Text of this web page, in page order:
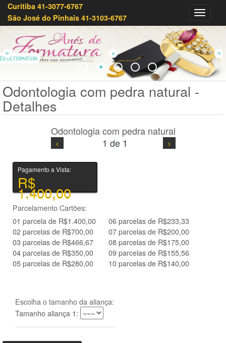
Joias
41-
3233-
7879
Curitiba 41-3077-6767
São José do Pinhais 41-3103-6767
DE FORMATURA
Odontologia com pedra natural -
Detalhes
Odontologia com pedra natural
1 de 1
Pagamento a Vista:
R$
1.400,00
Parcelamento Cartões:
01 parcela de R$1.400,00
02 parcelas de R$700,00
03 parcelas de R$466,67
04 parcelas de R$350,00
05 parcelas de R$280,00
06 parcelas de R$233,33
07 parcelas de R$200,00
08 parcelas de R$175,00
09 parcelas de R$155,56
10 parcelas de R$140,00
Escolha o tamanho da aliança:
Tamanho aliança 1: